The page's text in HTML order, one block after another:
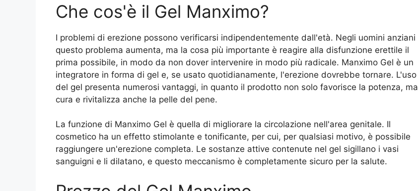
Che cos'è il Gel Manximo?
I problemi di erezione possono verificarsi indipendentemente dall'età. Negli uomini anziani
questo problema aumenta, ma la cosa più importante è reagire alla disfunzione erettile il
prima possibile, in modo da non dover intervenire in modo più radicale. Manximo Gel è un
integratore in forma di gel e, se usato quotidianamente, l'erezione dovrebbe tornare. L'uso
del gel presenta numerosi vantaggi, in quanto il prodotto non solo favorisce la potenza, ma
cura e rivitalizza anche la pelle del pene.
La funzione di Manximo Gel è quella di migliorare la circolazione nell'area genitale. Il
cosmetico ha un effetto stimolante e tonificante, per cui, per qualsiasi motivo, è possibile
raggiungere un'erezione completa. Le sostanze attive contenute nel gel sigillano i vasi
sanguigni e li dilatano, e questo meccanismo è completamente sicuro per la salute.